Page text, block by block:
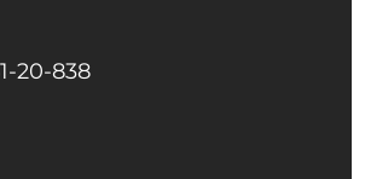
20-838